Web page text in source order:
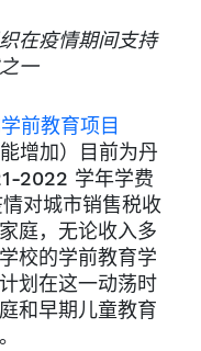
在疫情期间支持
一
前教育项目
增加）目前为丹
2022 学年学费
对城市销售税收
庭，无论收入多
校的学前教育学
划在这一动荡时
和早期儿童教育